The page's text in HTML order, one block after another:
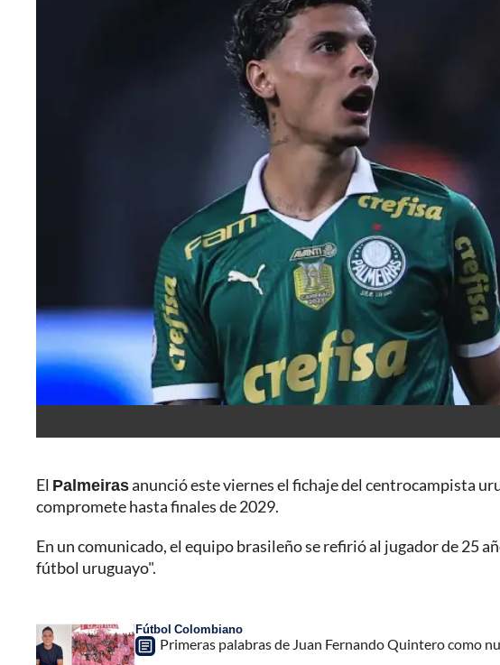
El Palmeirasanunció este viernes el fichaje del centrocampista
compromete hasta finales de 2029.
En un comunicado, el equipo brasileño se refirió al jugador de 25
fútbol uruguayo".
Fútbol Colombiano
Primeras palabras de Juan Fernando Quintero como